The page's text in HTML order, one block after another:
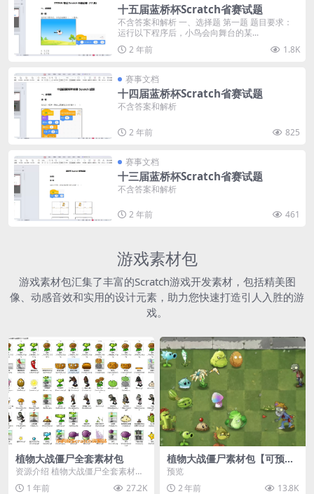
十五届蓝桥杯Scratch省赛试题
不含答案和解析 一、选择题 第一题 题目要求：
运行以下程序后，小鸟会向舞台的某...
2 年前
1.8K
赛事文档
十四届蓝桥杯Scratch省赛试题
不含答案和解析
2 年前 825
赛事文档
十三届蓝桥杯Scratch省赛试题
不含答案和解析
2 年前 461
游戏素材包
游戏素材包汇集了丰富的Scratch游戏开发素材，包括精美图
像、动感音效和实用的设计元素，助力您快速打造引人入胜的游
戏。
植物大战僵尸全套素材包
资源介绍 植物大战僵尸全套素材
包，包含227个丰富多样的素材，
1 年前 27.2K
植物大战僵尸素材包【可预
览】
预览
2 年前
13.8K